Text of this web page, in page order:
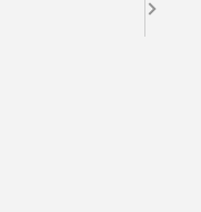
aus
werden, wie sie es für
des Problems